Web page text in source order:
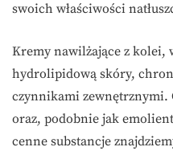
swoich właściwości
Kremy nawilżające z kolei,
hydrolipidową skóry,
czynnikami zewnętrznymi.
oraz, podobnie jak
cenne substancje